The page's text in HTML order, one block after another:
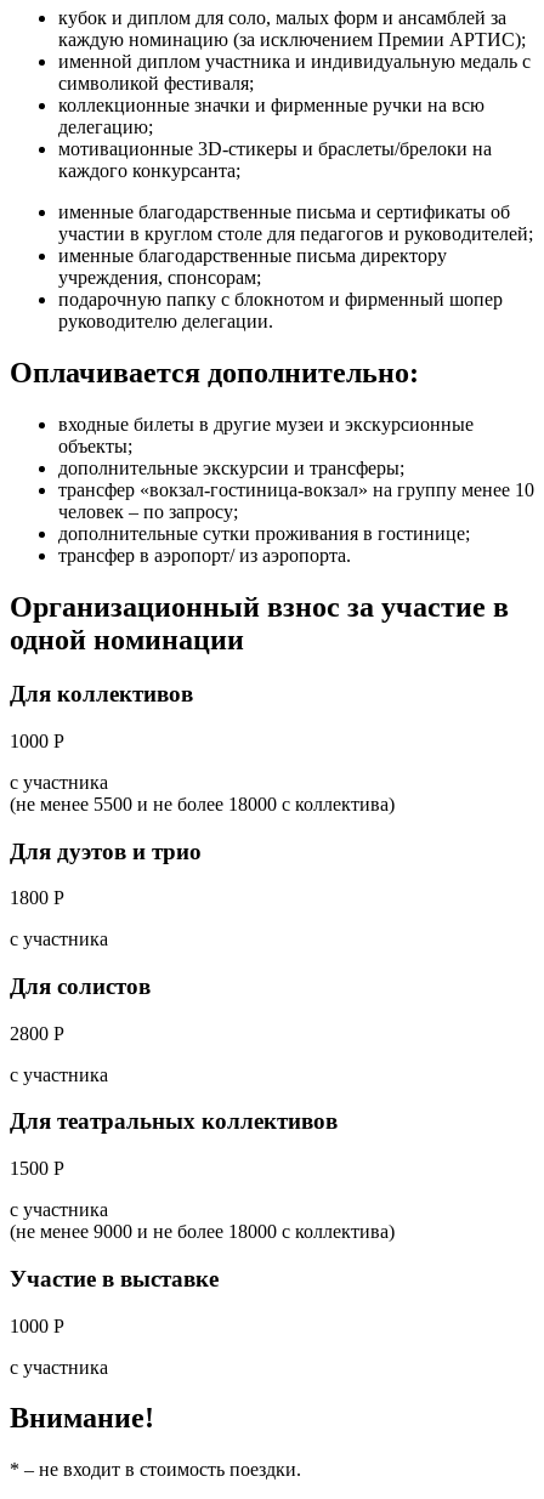
кубок и диплом для соло, малых форм и ансамблей за
каждую номинацию (за исключением Премии АРТИС);
именной диплом участника и индивидуальную медаль с
символикой фестиваля;
коллекционные значки и фирменные ручки на всю
делегацию;
мотивационные 3D-стикеры и браслеты/брелоки на
каждого конкурсанта;
именные благодарственные письма и сертификаты об
участии в круглом столе для педагогов и руководителей;
именные благодарственные письма директору
учреждения, спонсорам;
подарочную папку с блокнотом и фирменный шопер
руководителю делегации.
Оплачивается дополнительно:
входные билеты в другие музеи и экскурсионные
объекты;
дополнительные экскурсии и трансферы;
трансфер «вокзал-гостиница-вокзал» на группу менее 10
человек – по запросу;
дополнительные сутки проживания в гостинице;
трансфер в аэропорт/ из аэропорта.
Организационный взнос за участие в
одной номинации
Для коллективов
1000 Р
с участника
(не менее 5500 и не более 18000 с коллектива)
Для дуэтов и трио
1800 Р
с участника
Для солистов
2800 Р
с участника
Для театральных коллективов
1500 Р
с участника
(не менее 9000 и не более 18000 с коллектива)
Участие в выставке
1000 Р
с участника
Внимание!
* – не входит в стоимость поездки.